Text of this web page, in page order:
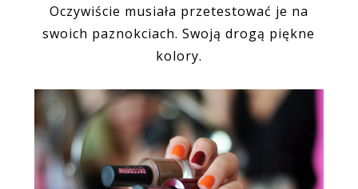
Oczywiście musiała przetestować je na
swoich paznokciach. Swoją drogą piękne
kolory.